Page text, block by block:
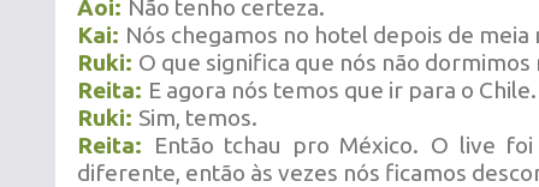
Aoi: Não tenho certeza.
Kai: Nós chegamos no hotel depois de meia
Ruki: O que significa que nós não dormimos
Reita: E agora nós temos que ir para o Chile.
Ruki: Sim, temos.
Reita: Então tchau pro México. O live foi
diferente, então às vezes nós ficamos